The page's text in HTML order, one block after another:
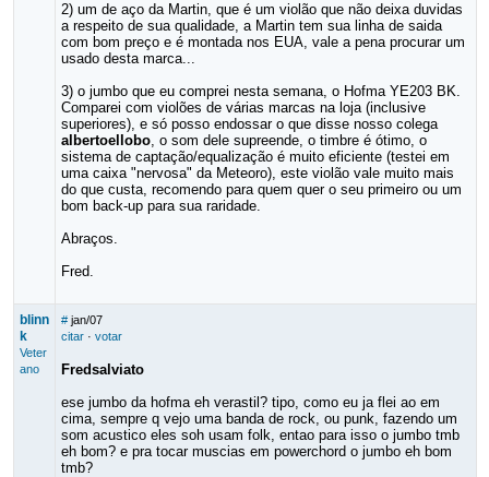
2) um de aço da Martin, que é um violão que não deixa duvidas
a respeito de sua qualidade, a Martin tem sua linha de saida
com bom preço e é montada nos EUA, vale a pena procurar um
usado desta marca...
3) o jumbo que eu comprei nesta semana, o Hofma YE203 BK.
Comparei com violões de várias marcas na loja (inclusive
superiores), e só posso endossar o que disse nosso colega
albertoellobo, o som dele supreende, o timbre é ótimo, o
sistema de captação/equalização é muito eficiente (testei em
uma caixa "nervosa" da Meteoro), este violão vale muito mais
do que custa, recomendo para quem quer o seu primeiro ou um
bom back-up para sua raridade.
Abraços.
Fred.
blinn
k
Veter
ano
# jan/07
citar· votar
Fredsalviato
ese jumbo da hofma eh verastil? tipo, como eu ja flei ao em
cima, sempre q vejo uma banda de rock, ou punk, fazendo um
som acustico eles soh usam folk, entao para isso o jumbo tmb
eh bom? e pra tocar muscias em powerchord o jumbo eh bom
tmb?